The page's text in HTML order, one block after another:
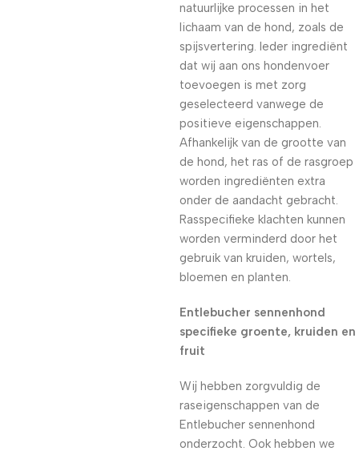
natuurlijke processen in het
lichaam van de hond, zoals de
spijsvertering. Ieder ingrediënt
dat wij aan ons hondenvoer
toevoegen is met zorg
geselecteerd vanwege de
positieve eigenschappen.
Afhankelijk van de grootte van
de hond, het ras of de rasgroep
worden ingrediënten extra
onder de aandacht gebracht.
Rasspecifieke klachten kunnen
worden verminderd door het
gebruik van kruiden, wortels,
bloemen en planten.
Entlebucher sennenhond
specifieke groente, kruiden en
fruit
Wij hebben zorgvuldig de
raseigenschappen van de
Entlebucher sennenhond
onderzocht. Ook hebben we